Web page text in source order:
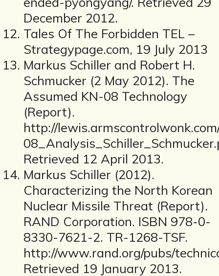
December 2012.
Tales Of The Forbidden TEL –
Strategypage.com, 19 July 2013
Markus Schiller and Robert H.
Schmucker (2 May 2012). The
Assumed KN-08 Technology
(Report).
http://
Retrieved 12 April 2013.
Markus Schiller (2012).
Characterizing the North Korean
Nuclear Missile Threat (Report).
RAND Corporation. ISBN 978-0-
8330-7621-2. TR-1268-TSF.
http://www.rand.org/pubs/
Retrieved 19 January 2013.